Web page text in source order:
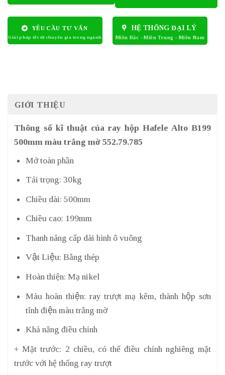
YÊU CẦU TƯ VẤN HỆ THỐNG ĐẠI LÝ
GIỚI THIỆU
Thông số kĩ thuật của ray hộp Hafele Alto B199
500mm màu trắng mờ 552.79.785
Mở toàn phần
Tải trọng: 30kg
Chiều dài: 500mm
Chiều cao: 199mm
Thanh nâng cấp dài hình ô vuông
Vật Liệu: Bằng thép
Hoàn thiện: Mạ nikel
Màu hoàn thiện: ray trượt mạ kẽm, thành hộp sơn
tĩnh điện màu trắng mờ
Khả năng điều chỉnh
+ Mặt trước: 2 chiều, có thể điều chỉnh nghiêng mặt
trước với hệ thống ray trượt